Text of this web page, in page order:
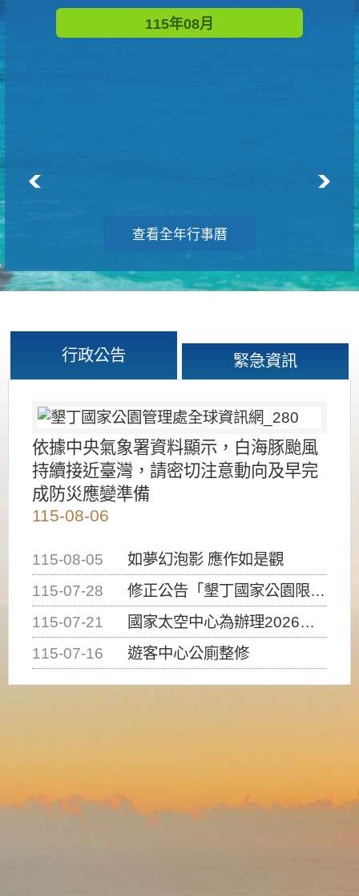
115年08月
查看全年行事曆
行政公告 緊急資訊
依據中央氣象署資料顯示，白海豚颱風
持續接近臺灣，請密切注意動向及早完
成防災應變準備
115-08-06
115-08-05
如夢幻泡影 應作如是觀
115-07-28
修正公告「墾丁國家公園限制水域遊憩活動之種類、範圍、時間及行為」，自即日生效。
115-07-21
國家太空中心為辦理2026台灣盃火箭競賽，陸、海、空域警戒及協調相關事宜，因颱風備案事宜
115-07-16
遊客中心公廁整修